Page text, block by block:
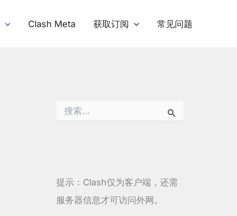
Clash Meta 获取订阅 常见问题
提示：Clash仅为客户端，还需
服务器信息才可访问外网。